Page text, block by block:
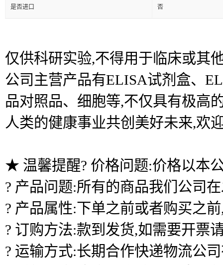
是否进口 否
仅供科研实验,不得用于临床或其
公司主营产品有ELISA试剂盒、
品对照品、细胞等,不仅具有极高
人类的健康事业共创美好未来,欢
★ 温馨提醒? 价格问题:价格以本
? 产品问题:所有的商品我们公司
? 产品属性:下单之前或者购买之
? 订购方法:款到发货,如需要开票
? 运输方式:长期合作快递物流公